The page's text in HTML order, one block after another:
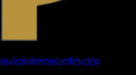
ფასებიბლოგიკონტაქტი